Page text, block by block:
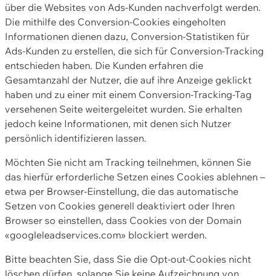
über die Websites von Ads-Kunden nachverfolgt werden.
Die mithilfe des Conversion-Cookies eingeholten
Informationen dienen dazu, Conversion-Statistiken für
Ads-Kunden zu erstellen, die sich für Conversion-Tracking
entschieden haben. Die Kunden erfahren die
Gesamtanzahl der Nutzer, die auf ihre Anzeige geklickt
haben und zu einer mit einem Conversion-Tracking-Tag
versehenen Seite weitergeleitet wurden. Sie erhalten
jedoch keine Informationen, mit denen sich Nutzer
persönlich identifizieren lassen.
Möchten Sie nicht am Tracking teilnehmen, können Sie
das hierfür erforderliche Setzen eines Cookies ablehnen –
etwa per Browser-Einstellung, die das automatische
Setzen von Cookies generell deaktiviert oder Ihren
Browser so einstellen, dass Cookies von der Domain
«googleleadservices.com» blockiert werden.
Bitte beachten Sie, dass Sie die Opt-out-Cookies nicht